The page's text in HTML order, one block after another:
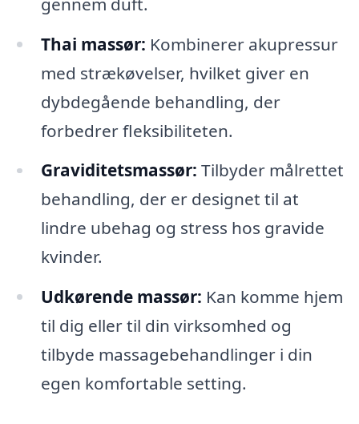
Thai massør: Kombinerer akupressur
med strækøvelser, hvilket giver en
dybdegående behandling, der
forbedrer fleksibiliteten.
Graviditetsmassør: Tilbyder målrettet
behandling, der er designet til at
lindre ubehag og stress hos gravide
kvinder.
Udkørende massør: Kan komme hjem
til dig eller til din virksomhed og
tilbyde massagebehandlinger i din
egen komfortable setting.